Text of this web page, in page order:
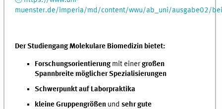
muenster.de/imperia/md/content/wwu/ab_uni/ausgabe02/
Der Studiengang Molekulare Biomedizin bietet:
Forschungsorientierungmit einergroßen
Spannbreite möglicher Spezialisierungen
Schwerpunkt auf Laborpraktika
kleine Gruppengrößen undsehr gute